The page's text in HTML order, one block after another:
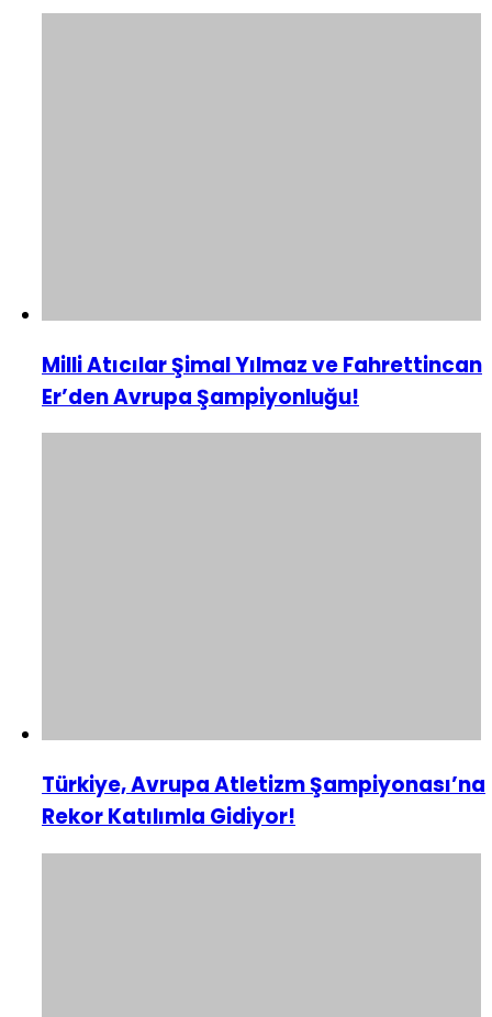
Milli Atıcılar Şimal Yılmaz ve Fahrettincan
Er’den Avrupa Şampiyonluğu!
Türkiye, Avrupa Atletizm Şampiyonası’na
Rekor Katılımla Gidiyor!